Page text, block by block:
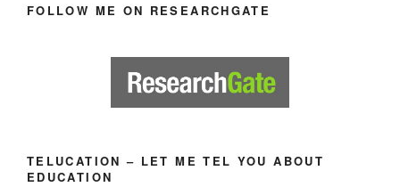
FOLLOW ME ON RESEARCHGATE
TELUCATION – LET ME TEL YOU ABOUT
EDUCATION